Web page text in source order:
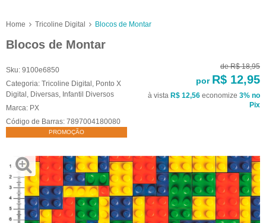
Home Tricoline Digital Blocos de Montar
Blocos de Montar
Sku: 9100e6850
Categoria: Tricoline Digital , Ponto X
Digital , Diversas, Infantil Diversos
Marca: PX
Código de Barras: 7897004180080
PROMOÇÃO
de R$ 18,95
por R$ 12,95
à vista R$ 12,56 economize 3% no
Pix